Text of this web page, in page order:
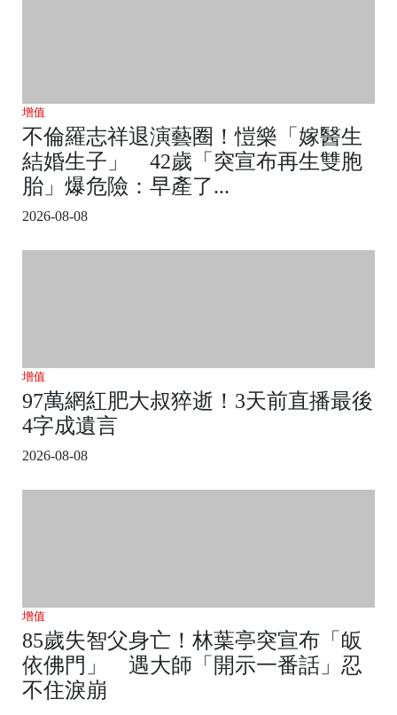
增值
不倫羅志祥退演藝圈！愷樂「嫁醫生
結婚生子」 42歲「突宣布再生雙胞
胎」爆危險：早產了...
2026-08-08
增值
97萬網紅肥大叔猝逝！3天前直播最後
4字成遺言
2026-08-08
增值
85歲失智父身亡！林葉亭突宣布「皈
依佛門」 遇大師「開示一番話」忍
不住淚崩